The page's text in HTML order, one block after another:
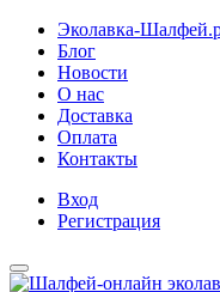
Эколавка-
Блог
Новости
О нас
Доставка
Оплата
Контакты
Вход
Регистрация